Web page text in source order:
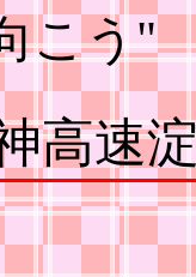
こう"
高速